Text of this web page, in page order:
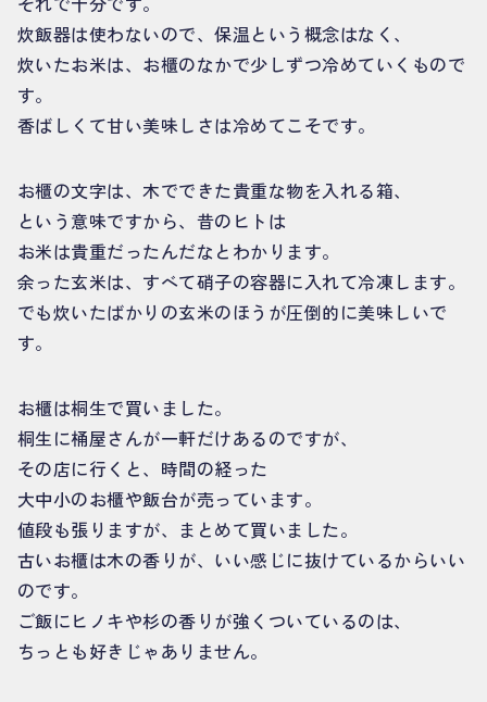
炊飯器は使わないので、保温という概念はなく、
炊いたお米は、お櫃のなかで少しずつ冷めていくもので
す。
香ばしくて甘い美味しさは冷めてこそです。
お櫃の文字は、木でできた貴重な物を入れる箱、
という意味ですから、昔のヒトは
お米は貴重だったんだなとわかります。
余った玄米は、すべて硝子の容器に入れて冷凍します。
でも炊いたばかりの玄米のほうが圧倒的に美味しいで
す。
お櫃は桐生で買いました。
桐生に桶屋さんが一軒だけあるのですが、
その店に行くと、時間の経った
大中小のお櫃や飯台が売っています。
値段も張りますが、まとめて買いました。
古いお櫃は木の香りが、いい感じに抜けているからいい
のです。
ご飯にヒノキや杉の香りが強くついているのは、
ちっとも好きじゃありません。